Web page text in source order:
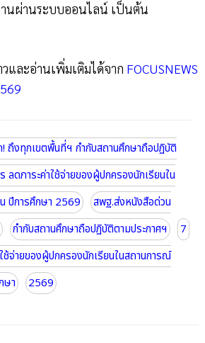
านผ่านระบบออนไลน์ เป็นต้น
และอ่านเพิ่มเติมได้จาก FOCUSNEWS
ถึงทุกเขตพื้นที่ฯ กำกับสถานศึกษาถือปฏิบัติ
ลดภาระค่าใช้จ่ายของผู้ปกครองนักเรียนใน
ปีการศึกษา 2569
สพฐ.ส่งหนังสือด่วน
กำกับสถานศึกษาถือปฏิบัติตามประกาศฯ
7
ช้จ่ายของผู้ปกครองนักเรียนในสถานการณ์
ษา 2569